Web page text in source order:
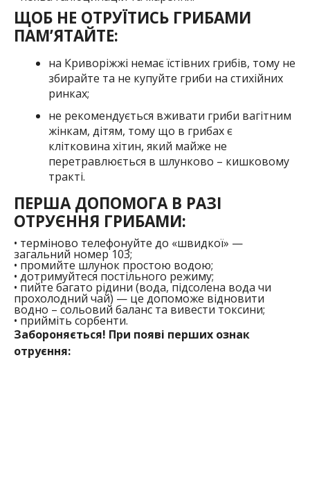
ЩОБ НЕ ОТРУЇТИСЬ ГРИБАМИ
ПАМ’ЯТАЙТЕ:
на Криворіжжі немає їстівних грибів, тому не
збирайте та не купуйте гриби на стихійних
ринках;
не рекомендується вживати гриби вагітним
жінкам, дітям, тому що в грибах є
клітковина хітин, який майже не
перетравлюється в шлунково – кишковому
тракті.
ПЕРША ДОПОМОГА В РАЗІ
ОТРУЄННЯ ГРИБАМИ:
• терміново телефонуйте до «швидкої» —
загальний номер 103;
• промийте шлунок простою водою;
• дотримуйтеся постільного режиму;
• пийте багато рідини (вода, підсолена вода чи
прохолодний чай) — це допоможе відновити
водно – сольовий баланс та вивести токсини;
• прийміть сорбенти.
Забороняється! При появі перших ознак
отруєння: